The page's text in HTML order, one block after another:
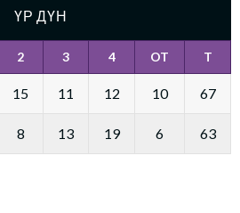
ҮР ДҮН
2 3 4 OT T
15 11 12 10 67
8 13 19 6 63